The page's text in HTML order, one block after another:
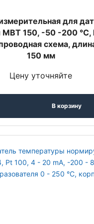
для
150, -50 -200 °C,
схема,
150 мм
Цену уточняйте
В корзину